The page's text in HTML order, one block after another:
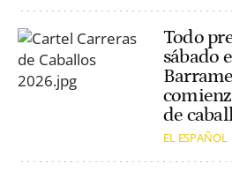
Todo
sábado
de
EL ESPAÑOL